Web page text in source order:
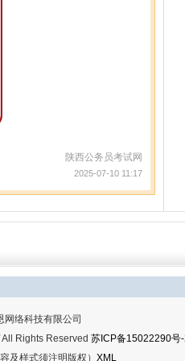
陕西公务员考试网
2025-07-10 11:17
网络科技有限公司
All Rights Reserved 苏ICP备15022290号
及样式须注明版权） XML